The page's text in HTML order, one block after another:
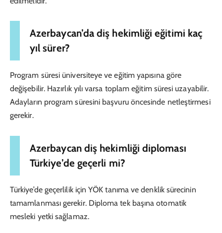
Azerbaycan’da diş hekimliği eğitimi kaç
yıl sürer?
Program süresi üniversiteye ve eğitim yapısına göre
değişebilir. Hazırlık yılı varsa toplam eğitim süresi uzayabilir.
Adayların program süresini başvuru öncesinde netleştirmesi
gerekir.
Azerbaycan diş hekimliği diploması
Türkiye’de geçerli mi?
Türkiye’de geçerlilik için YÖK tanıma ve denklik sürecinin
tamamlanması gerekir. Diploma tek başına otomatik
mesleki yetki sağlamaz.